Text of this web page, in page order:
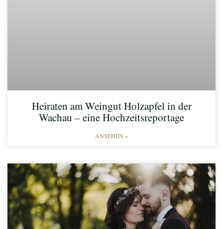
Heiraten am Weingut Holzapfel in der
Wachau – eine Hochzeitsreportage
ANSEHEN »